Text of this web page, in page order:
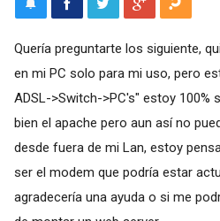
Quería preguntarte los siguiente,
en mi PC solo para mi uso, pero
ADSL->Switch->PC's" estoy 100%
bien el apache pero aun así no
desde fuera de mi Lan, estoy
ser el modem que podría estar
agradecería una ayuda o si me